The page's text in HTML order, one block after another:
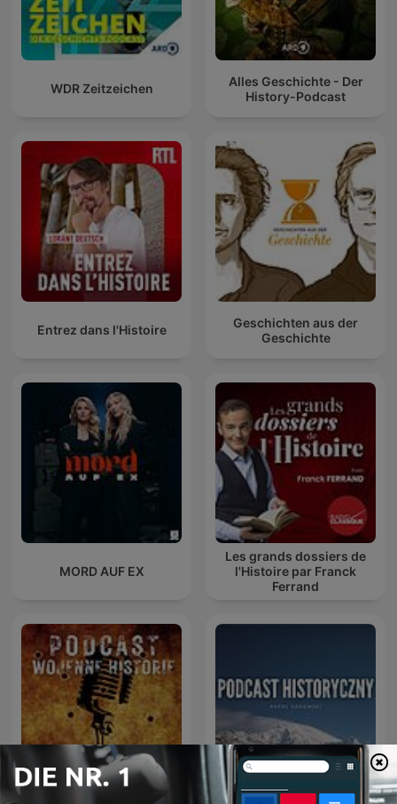
WDR Zeitzeichen
Alles Geschichte - Der
History-Podcast
Entrez dans l'Histoire
Geschichten aus der
Geschichte
MORD AUF EX
Les grands dossiers de
l'Histoire par Franck
Ferrand